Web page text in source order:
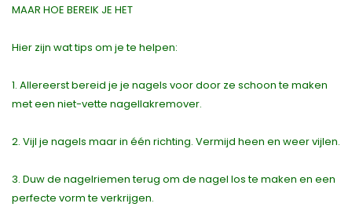
MAAR HOE BEREIK JE HET
Hier zijn wat tips om je te helpen:
1. Allereerst bereid je je nagels voor door ze schoon te maken
met een niet-vette nagellakremover.
2. Vijl je nagels maar in één richting. Vermijd heen en weer vijlen.
3. Duw de nagelriemen terug om de nagel los te maken en een
perfecte vorm te verkrijgen.